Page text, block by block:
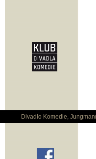
Divadlo Komedie,